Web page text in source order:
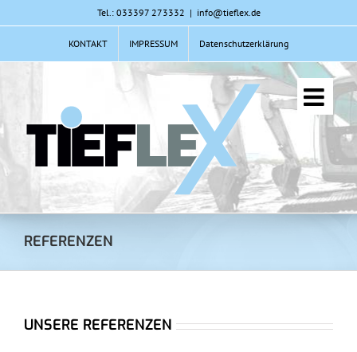
Inhalt
Tel.: 033397 273332 | info@tieflex.de
KONTAKT IMPRESSUM Datenschutzerklärung
REFERENZEN
UNSERE REFERENZEN